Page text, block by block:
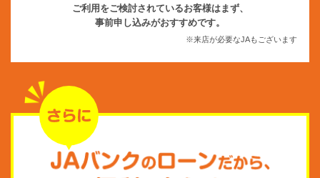
ご利用をご検討されているお客様はまず、
事前申し込みがおすすめです。
※来店が必要なJAもございます